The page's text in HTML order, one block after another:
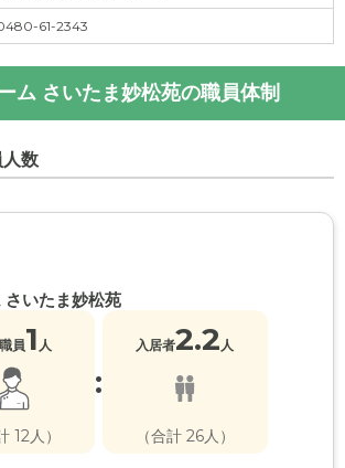
61-2343
ム さいたま妙松苑の職員体制
人数
いたま妙松苑
員1 人
12人）
:
入居者2.2 人
（合計 26人）